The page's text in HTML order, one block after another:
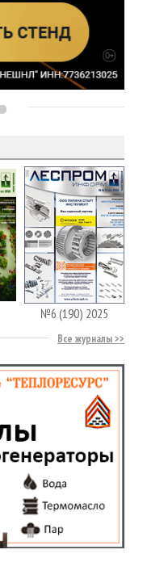
№6 (190) 2025
Все журналы